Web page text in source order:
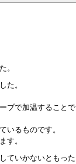
。
た。
ブで加温することで
いるものです。
す。
ていかないともった